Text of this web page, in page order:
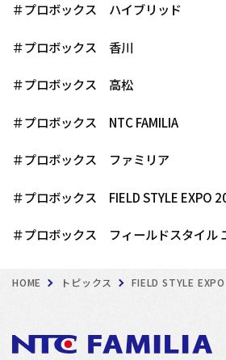
＃プロボックス ハイブリッド
＃プロボックス 香川
＃プロボックス 高松
＃プロボックス NTC FAMILIA
＃プロボックス ファミリア
＃プロボックス FIELD STYLE EXPO
＃プロボックス フィールドスタイル
HOME トピックス FIELD STYLE